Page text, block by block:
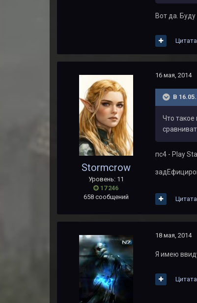
Вот да.
Цитата
Stormcrow
Уровень: 11
17 246
658 сообщений
16 мая, 2014
В
Что
пс4 - Play
Цитата
18 мая, 2014
Я имею
Цитата